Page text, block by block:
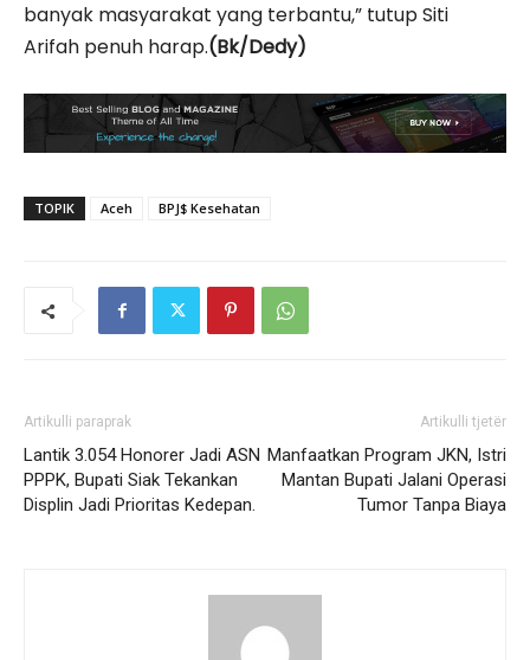
banyak masyarakat yang terbantu,” tutup Siti
Arifah penuh harap.(Bk/Dedy)
TOPIK Aceh BPJ$ Kesehatan
Artikulli paraprak
Lantik 3.054 Honorer Jadi ASN
PPPK, Bupati Siak Tekankan
Displin Jadi Prioritas Kedepan.
Artikulli tjetër
Manfaatkan Program JKN, Istri
Mantan Bupati Jalani Operasi
Tumor Tanpa Biaya